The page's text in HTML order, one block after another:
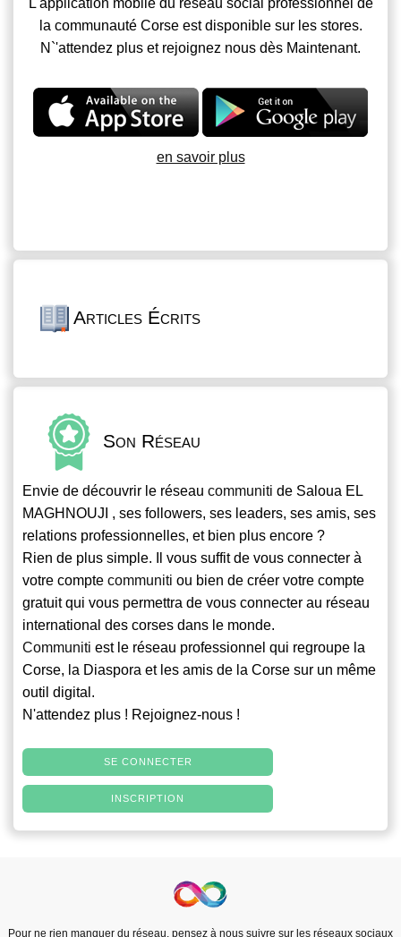
L'application mobile du réseau social professionnel de
la communauté Corse est disponible sur les stores.
N`'attendez plus et rejoignez nous dès Maintenant.
en savoir plus
Articles Écrits
Son Réseau
Envie de découvrir le réseau communiti de Saloua EL
MAGHNOUJI , ses followers, ses leaders, ses amis, ses
relations professionnelles, et bien plus encore ?
Rien de plus simple. Il vous suffit de vous connecter à
votre compte communiti ou bien de créer votre compte
gratuit qui vous permettra de vous connecter au réseau
international des corses dans le monde.
Communiti est le réseau professionnel qui regroupe la
Corse, la Diaspora et les amis de la Corse sur un même
outil digital.
N'attendez plus ! Rejoignez-nous !
SE CONNECTER
INSCRIPTION
Pour ne rien manquer du réseau, pensez à nous suivre sur les réseaux sociaux